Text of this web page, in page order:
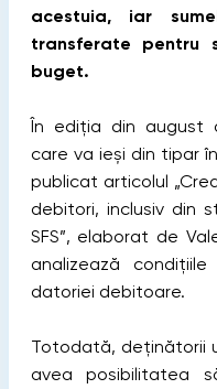
acestuia, iar
transferate pentru
buget.
În ediția din august a
care va ieși din tipar
publicat articolul
debitori, inclusiv din
SFS”, elaborat de
analizează
datoriei debitoare.
Totodată, deținătorii
avea posibilitatea